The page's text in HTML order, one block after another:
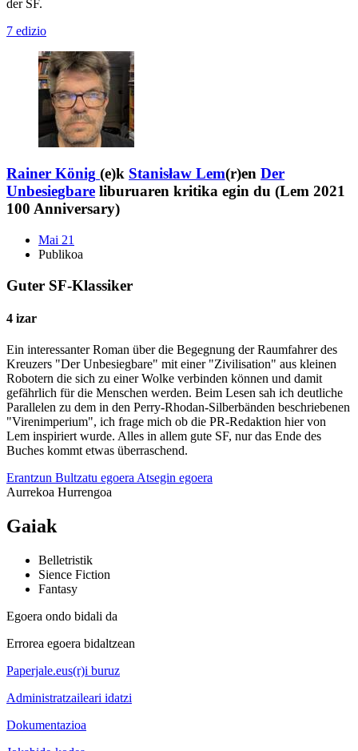
der SF.
7 edizio
Rainer König (e)k Stanisław Lem(r)en Der
Unbesiegbare liburuaren kritika egin du (Lem 2021
100 Anniversary)
Mai 21
Publikoa
Guter SF-Klassiker
4 izar
Ein interessanter Roman über die Begegnung der Raumfahrer des
Kreuzers "Der Unbesiegbare" mit einer "Zivilisation" aus kleinen
Robotern die sich zu einer Wolke verbinden können und damit
gefährlich für die Menschen werden. Beim Lesen sah ich deutliche
Parallelen zu dem in den Perry-Rhodan-Silberbänden beschriebenen
"Virenimperium", ich frage mich ob die PR-Redaktion hier von
Lem inspiriert wurde. Alles in allem gute SF, nur das Ende des
Buches kommt etwas überraschend.
Erantzun Bultzatu egoera Atsegin egoera
Aurrekoa Hurrengoa
Gaiak
Belletristik
Sience Fiction
Fantasy
Egoera ondo bidali da
Errorea egoera bidaltzean
Paperjale.eus(r)i buruz
Administratzaileari idatzi
Dokumentazioa